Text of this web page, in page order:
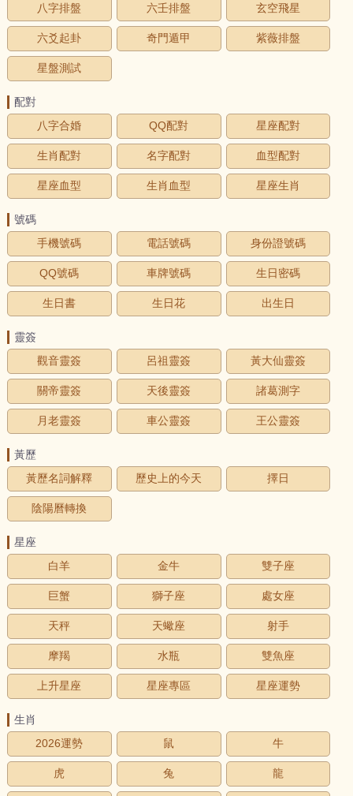
八字排盤
六壬排盤 玄空飛星
六爻起卦 奇門遁甲 紫薇排盤
星盤測試
配對
八字合婚
QQ配對 星座配對
生肖配對 名字配對 血型配對
星座血型 生肖血型 星座生肖
號碼
手機號碼
電話號碼 身份證號碼
QQ號碼 車牌號碼 生日密碼
生日書 生日花 出生日
靈簽
觀音靈簽
呂祖靈簽 黃大仙靈簽
關帝靈簽 天後靈簽 諸葛測字
月老靈簽 車公靈簽 王公靈簽
黃歷
黃歷名詞解釋
歷史上的今天 擇日
陰陽曆轉換
星座
白羊
金牛 雙子座
巨蟹 獅子座 處女座
天秤 天蠍座 射手
摩羯 水瓶 雙魚座
上升星座 星座專區 星座運勢
生肖
2026運勢
鼠 牛
虎 兔 龍